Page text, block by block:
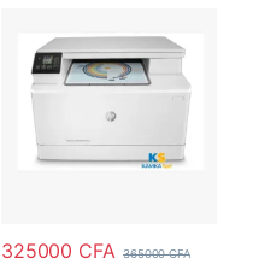
325000 CFA 365000CFA